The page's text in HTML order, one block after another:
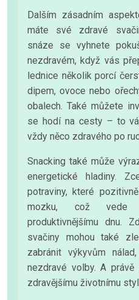
Dalším zásadním
máte své zdravé
snáze se vyhnete
nezdravém, když vás
lednice několik porcí
dipem, ovoce nebo
obalech. Také můžete
se hodí na cesty – to
vždy něco zdravého po
Snacking také může
energetické hladiny.
potraviny, které
mozku, což vede
produktivnějšímu dnu.
svačiny mohou také
zabránit výkyvům
nezdravé volby. A
zdravějšímu životnímu